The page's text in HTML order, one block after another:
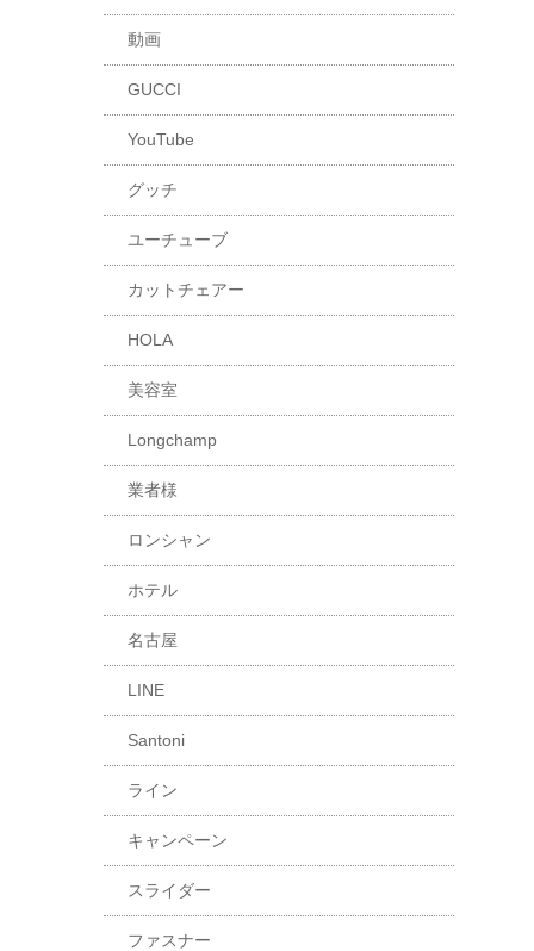
動画
GUCCI
YouTube
グッチ
ユーチューブ
カットチェアー
HOLA
美容室
Longchamp
業者様
ロンシャン
ホテル
名古屋
LINE
Santoni
ライン
キャンペーン
スライダー
ファスナー